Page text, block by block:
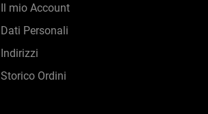
Il mio Account
Dati Personali
Indirizzi
Storico Ordini